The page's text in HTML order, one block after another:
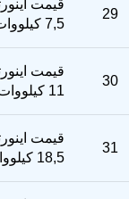
29
7,5 کیلووات
30
11 کیلووات
31
18,5 کیلووات